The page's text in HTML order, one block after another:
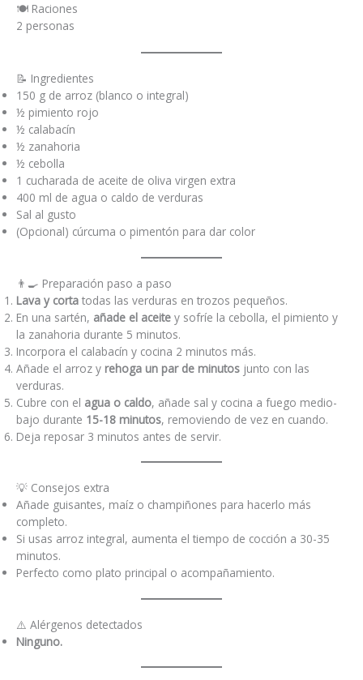
🍽️ Raciones
2 personas
📝 Ingredientes
150 g de arroz (blanco o integral)
½ pimiento rojo
½ calabacín
½ zanahoria
½ cebolla
1 cucharada de aceite de oliva virgen extra
400 ml de agua o caldo de verduras
Sal al gusto
(Opcional) cúrcuma o pimentón para dar color
👨‍🍳 Preparación paso a paso
Lava y corta todas las verduras en trozos pequeños.
En una sartén, añade el aceite y sofríe la cebolla, el pimiento y
la zanahoria durante 5 minutos.
Incorpora el calabacín y cocina 2 minutos más.
Añade el arroz y rehoga un par de minutos junto con las
verduras.
Cubre con el agua o caldo, añade sal y cocina a fuego medio-
bajo durante 15-18 minutos, removiendo de vez en cuando.
Deja reposar 3 minutos antes de servir.
💡 Consejos extra
Añade guisantes, maíz o champiñones para hacerlo más
completo.
Si usas arroz integral, aumenta el tiempo de cocción a 30-35
minutos.
Perfecto como plato principal o acompañamiento.
⚠️ Alérgenos detectados
Ninguno.